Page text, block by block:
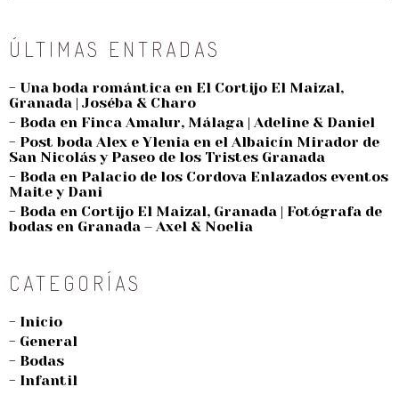
ÚLTIMAS ENTRADAS
- Una boda romántica en El Cortijo El Maizal,
Granada | Joséba & Charo
- Boda en Finca Amalur, Málaga | Adeline & Daniel
- Post boda Alex e Ylenia en el Albaicín Mirador de
San Nicolás y Paseo de los Tristes Granada
- Boda en Palacio de los Cordova Enlazados eventos
Maite y Dani
- Boda en Cortijo El Maizal, Granada | Fotógrafa de
bodas en Granada – Axel & Noelia
CATEGORÍAS
- Inicio
- General
- Bodas
- Infantil